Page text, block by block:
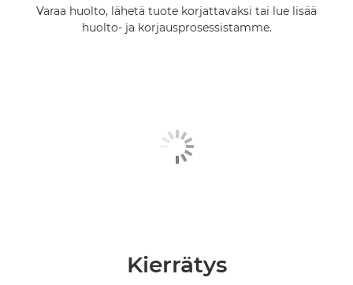
Varaa huolto, lähetä tuote korjattavaksi tai lue lisää
huolto- ja korjausprosessistamme.
Kierrätys